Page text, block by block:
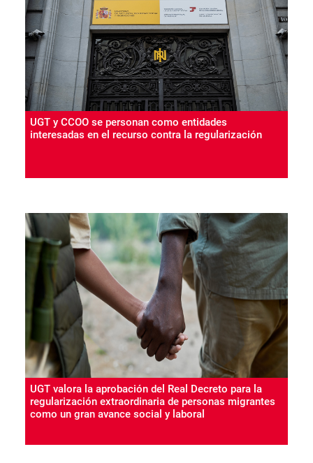
UGT y CCOO se personan como entidades
interesadas en el recurso contra la regularización
UGT valora la aprobación del Real Decreto para la
regularización extraordinaria de personas migrantes
como un gran avance social y laboral